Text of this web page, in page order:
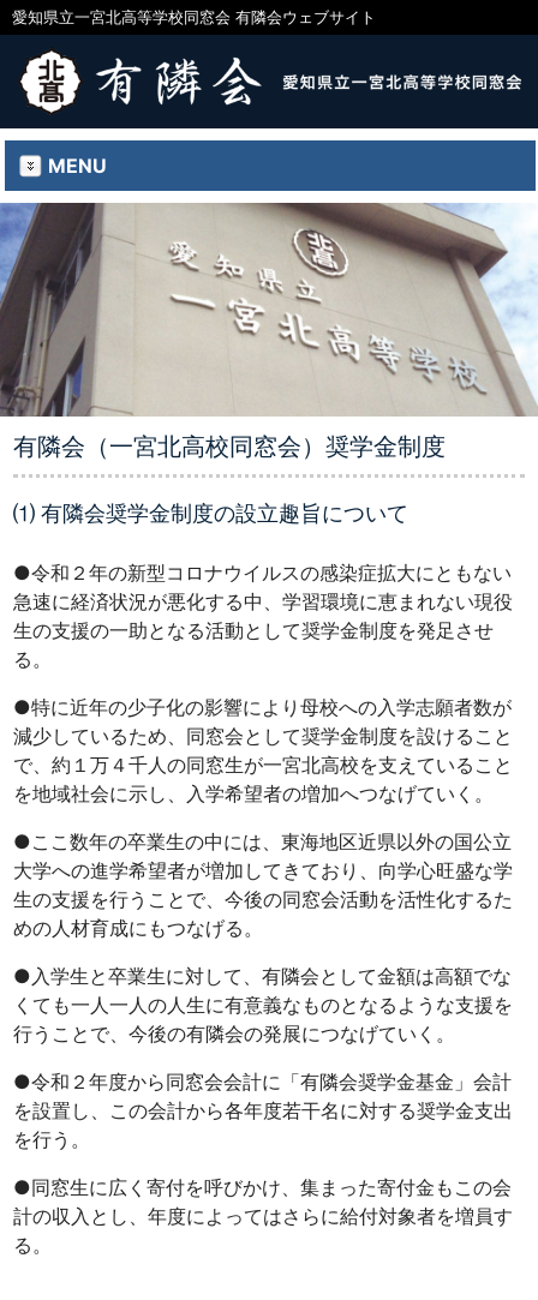
愛知県立一宮北高等学校同窓会 有隣会ウェブサイト
MENU
有隣会（一宮北高校同窓会）奨学金制度
⑴ 有隣会奨学金制度の設立趣旨について
●令和２年の新型コロナウイルスの感染症拡大にともない
急速に経済状況が悪化する中、学習環境に恵まれない現役
生の支援の一助となる活動として奨学金制度を発足させ
る。
●特に近年の少子化の影響により母校への入学志願者数が
減少しているため、同窓会として奨学金制度を設けること
で、約１万４千人の同窓生が一宮北高校を支えていること
を地域社会に示し、入学希望者の増加へつなげていく。
●ここ数年の卒業生の中には、東海地区近県以外の国公立
大学への進学希望者が増加してきており、向学心旺盛な学
生の支援を行うことで、今後の同窓会活動を活性化するた
めの人材育成にもつなげる。
●入学生と卒業生に対して、有隣会として金額は高額でな
くても一人一人の人生に有意義なものとなるような支援を
行うことで、今後の有隣会の発展につなげていく。
●令和２年度から同窓会会計に「有隣会奨学金基金」会計
を設置し、この会計から各年度若干名に対する奨学金支出
を行う。
●同窓生に広く寄付を呼びかけ、集まった寄付金もこの会
計の収入とし、年度によってはさらに給付対象者を増員す
る。